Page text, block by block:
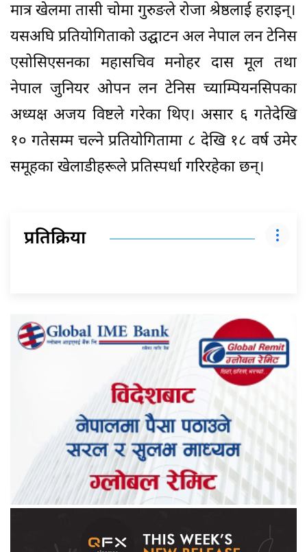
मात्र खेलमा तासी चोमा गुरुङले रोजा श्रेष्ठलाई हराइन्।
यसअघि प्रतियोगिताको उद्घाटन अल नेपाल लन टेनिस
एसोसिएसनका महासचिव मनोहर दास मूल तथा
नेपाल जुनियर ओपन लन टेनिस च्याम्पियनसिपका
अध्यक्ष अजय विष्टले गरेका थिए। असार ६ गतेदेखि
१० गतेसम्म चल्ने प्रतियोगितामा ८ देखि १८ वर्ष उमेर
समूहका खेलाडीहरूले प्रतिस्पर्धा गरिरहेका छन्।
प्रतिक्रिया